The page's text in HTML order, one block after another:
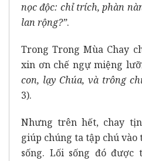
nọc độc: chỉ trích, phàn
lan rộng?”.
Trong Trong Mùa Chay
xin ơn chế ngự miệng
con, lạy Chúa, và trông
3).
Nhưng trên hết, chay
giúp chúng ta tập chú
sống. Lối sống đó được